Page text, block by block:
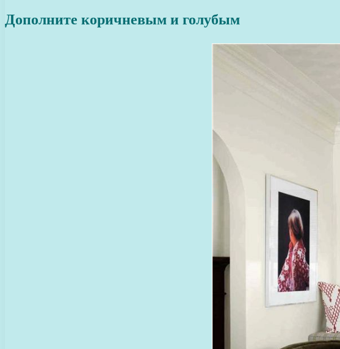
Дополните коричневым и голубым